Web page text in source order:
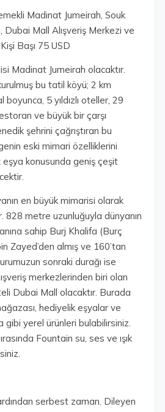
Madinat Jumeirah, Souk
Dubai Mall Alışveriş Merkezi ve
Başı 75 USD
Madinat Jumeirah olacaktır.
bu tatil köyü; 2 km
5 yıldızlı oteller, 29
ve büyük bir çarşı
şehrini çağrıştıran bu
eski mimari özelliklerini
eşya konusunda geniş çeşit
en büyük mimarisi olarak
828 metre uzunluğuyla dünyanın
sahip Burj Khalifa (Burç
Zayed’den almış ve 160’tan
sonraki durağı ise
merkezlerinden biri olan
Dubai Mall olacaktır. Burada
hediyelik eşyalar ve
gibi yerel ürünleri bulabilirsiniz.
Fountain su, ses ve ışık
serbest zaman. Dileyen